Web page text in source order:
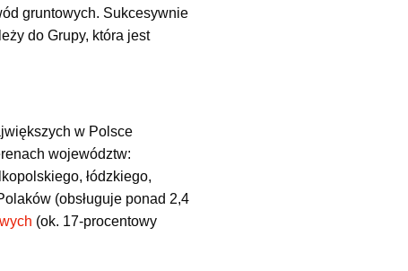
gruntowych. Sukcesywnie
do Grupy, która jest
w Polsce
województw:
łódzkiego,
(obsługuje ponad 2,4
(ok. 17-procentowy